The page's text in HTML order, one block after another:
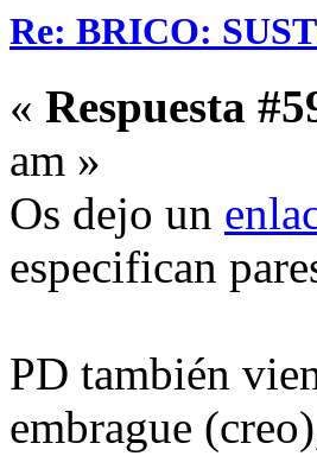
Re: BRICO:
« Respuesta
am »
Os dejo un
especifican
PD también
embrague